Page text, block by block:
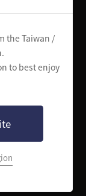
the Taiwan /
to best enjoy